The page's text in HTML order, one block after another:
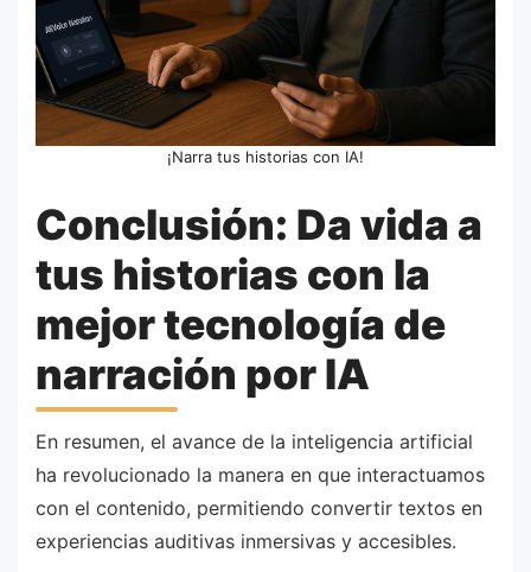
¡Narra tus historias con IA!
Conclusión: Da vida a
tus historias con la
mejor tecnología de
narración por IA
En resumen, el avance de la inteligencia artificial
ha revolucionado la manera en que interactuamos
con el contenido, permitiendo convertir textos en
experiencias auditivas inmersivas y accesibles.